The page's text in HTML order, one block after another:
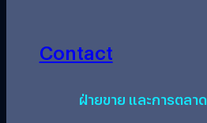
Contact
ฝ่ายขาย และการตลาด